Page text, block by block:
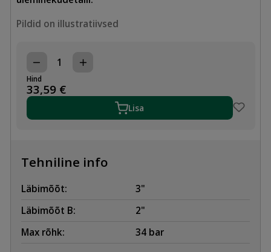
Pildid on illustratiivsed
ÜLEMINEKU
MUHV
Style
750
/
DN80xDN50
kogus
Hind
33,59 €
Lisa
Tehniline info
Läbimõõt:
3"
Läbimõõt B:
2"
Max rõhk:
34 bar